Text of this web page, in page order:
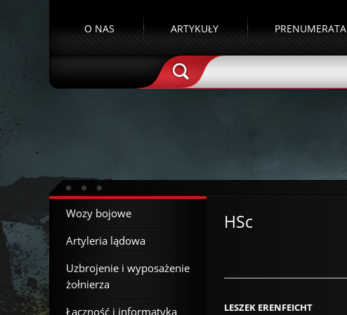
O NAS ARTYKUŁY PRENUMERATA
HSc
LESZEK ERENFEICHT
Wozy bojowe
Artyleria lądowa
Uzbrojenie i wyposażenie
żołnierza
Łączność i informatyka